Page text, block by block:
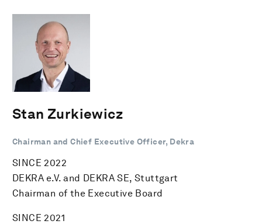
Stan Zurkiewicz
Chairman and Chief Executive Officer, Dekra
SINCE 2022
DEKRA e.V. and DEKRA SE, Stuttgart
Chairman of the Executive Board
SINCE 2021